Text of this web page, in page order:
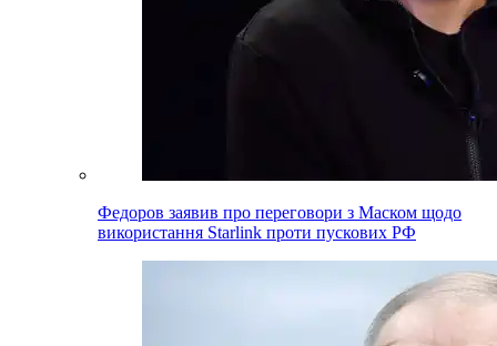
Федоров заявив про переговори з Маском щодо
використання Starlink проти пускових РФ